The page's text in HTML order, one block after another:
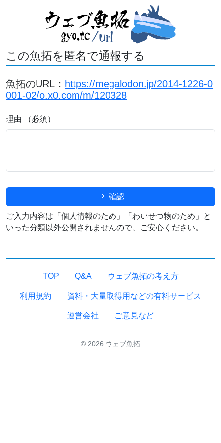
この魚拓を匿名で通報する
魚拓のURL： https://megalodon.jp/2014-1226-0
001-02/o.x0.com/m/120328
理由 （必須）
確認
ご入力内容は「個人情報のため」「わいせつ物のため」と
いった分類以外公開されませんので、ご安心ください。
TOP Q&A ウェブ魚拓の考え方
利用規約 資料・大量取得用などの有料サービス
運営会社 ご意見など
© 2026 ウェブ魚拓